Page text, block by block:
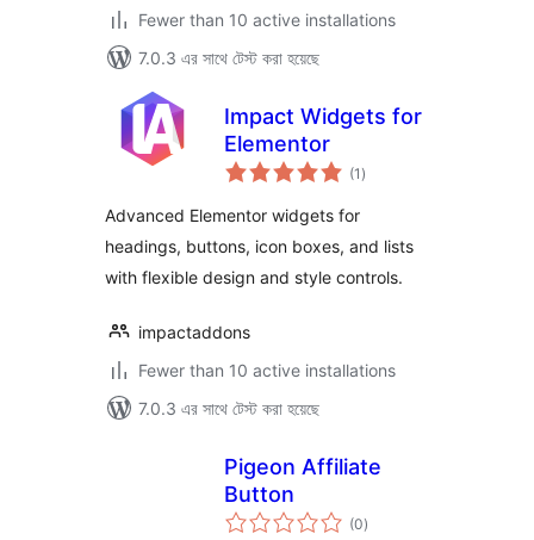
Fewer than 10 active installations
7.0.3 এর সাথে টেস্ট করা হয়েছে
Impact Widgets for
Elementor
(1 total
ratings
)
Advanced Elementor widgets for
headings, buttons, icon boxes, and lists
with flexible design and style controls.
impactaddons
Fewer than 10 active installations
7.0.3 এর সাথে টেস্ট করা হয়েছে
Pigeon Affiliate
Button
(0total
ratings
)